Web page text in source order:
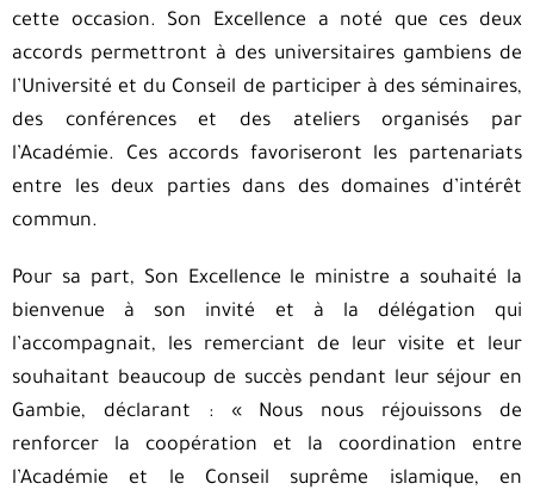
cette occasion. Son Excellence a noté que ces deux
accords permettront à des universitaires gambiens de
l’Université et du Conseil de participer à des séminaires,
des conférences et des ateliers organisés par
l’Académie. Ces accords favoriseront les partenariats
entre les deux parties dans des domaines d’intérêt
commun.
Pour sa part, Son Excellence le ministre a souhaité la
bienvenue à son invité et à la délégation qui
l’accompagnait, les remerciant de leur visite et leur
souhaitant beaucoup de succès pendant leur séjour en
Gambie, déclarant : « Nous nous réjouissons de
renforcer la coopération et la coordination entre
l’Académie et le Conseil suprême islamique, en